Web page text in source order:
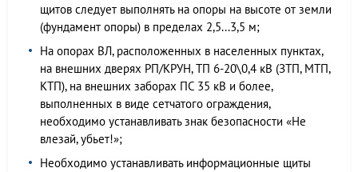
щитов следует выполнять на опоры на высоте от земли
(фундамент опоры) в пределах 2,5...3,5 м;
На опорах ВЛ, расположенных в населенных пунктах,
на внешних дверях РП/КРУН, ТП 6-20\0,4 кВ (ЗТП, МТП,
КТП), на внешних заборах ПС 35 кВ и более,
выполненных в виде сетчатого ограждения,
необходимо устанавливать знак безопасности «Не
влезай, убьет!»;
Необходимо устанавливать информационные щиты